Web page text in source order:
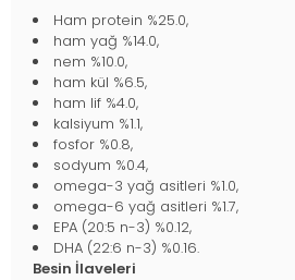
Ham protein %25.0,
ham yağ %14.0,
nem %10.0,
ham kül %6.5,
ham lif %4.0,
kalsiyum %1.1,
fosfor %0.8,
sodyum %0.4,
omega-3 yağ asitleri %1.0,
omega-6 yağ asitleri %1.7,
EPA (20:5 n-3) %0.12,
DHA (22:6 n-3) %0.16.
Besin İlaveleri